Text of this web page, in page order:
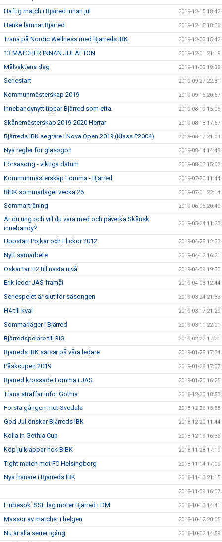
Häftig match i Bjärred innan jul 2019-12-15 18:42
Henke lämnar Bjärred 2019-12-15 18:36
Träna på Nordic Wellness med Bjärreds IBK 2019-12-03 15:42
13 MATCHER INNAN JULAFTON 2019-12-01 21:19
Målvaktens dag 2019-11-03 18:38
Seriestart 2019-09-27 22:31
Kommunmästerskap 2019 2019-09-16 20:57
Innebandynytt tippar Bjärred som etta. 2019-08-19 15:06
Skånemästerskap 2019-2020 Herrar 2019-08-18 17:57
Bjärreds IBK segrare i Nova Open 2019 (Klass P2004) 2019-08-17 21:04
Nya regler för glasögon 2019-08-14 14:48
Försäsong - viktiga datum 2019-08-03 15:02
Kommunmästerskap Lomma - Bjärred 2019-07-20 11:44
BIBK sommarläger vecka 26 2019-07-01 22:14
Sommarträning 2019-06-06 20:40
Är du ung och vill du vara med och påverka Skånsk
innebandy?
2019-05-24 11:23
Uppstart Pojkar och Flickor 2012 2019-04-28 12:33
Nytt samarbete 2019-04-12 16:21
Oskar tar H2 till nästa nivå. 2019-04-09 19:30
Erik leder JAS framåt 2019-04-03 12:44
Seriespelet är slut för säsongen 2019-03-24 21:33
H4 till kval 2019-03-17 21:29
Sommarläger i Bjärred 2019-03-11 22:01
Bjärredspelare till RIG 2019-02-22 17:21
Bjärreds IBK satsar på våra ledare 2019-01-28 17:34
Påskcupen 2019 2019-01-28 17:07
Bjärred krossade Lomma i JAS 2019-01-20 16:25
Träna straffar inför Gothia 2018-12-30 18:53
Första gången mot Svedala 2018-12-26 15:58
God Jul önskar Bjärreds IBK 2018-12-20 11:44
Kolla in Gothia Cup 2018-12-19 16:36
Köp julklappar hos BIBK 2018-11-28 17:10
Tight match mot FC Helsingborg 2018-11-14 17:00
Nya tränare i Bjärreds IBK 2018-11-13 21:15
2018-11-09 16:07
Finbesök. SSL lag möter Bjärred i DM 2018-10-13 14:41
Massor av matcher i helgen 2018-10-12 20:05
Nu är alla serier igång 2018-10-02 14:59